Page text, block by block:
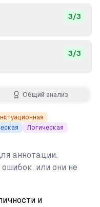
Общий анализ
Логическая
аннотации.
или они не
и
3/3
3/3